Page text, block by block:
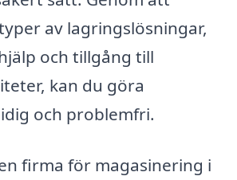
av lagringslösningar,
och tillgång till
kan du göra
och problemfri.
firma för magasinering i